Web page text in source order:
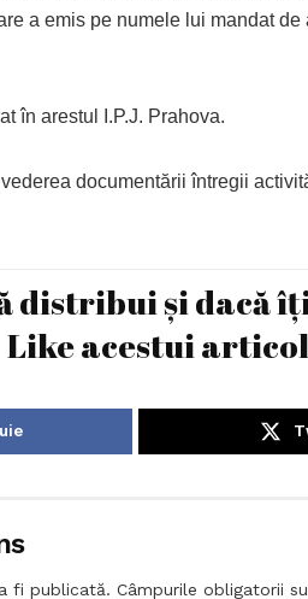
a emis pe numele lui mandat de
în arestul I.P.J. Prahova.
documentării întregii
distribui și dacă
Like acestui
fi publicată. Câmpurile obligatorii